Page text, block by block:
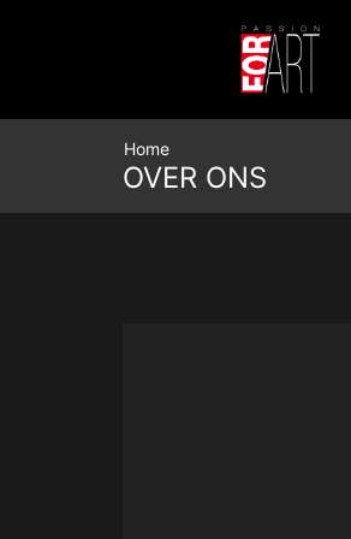
Home
OVER ONS